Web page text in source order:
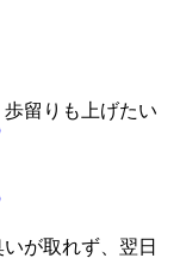
留りも上げたい
が取れず、翌日